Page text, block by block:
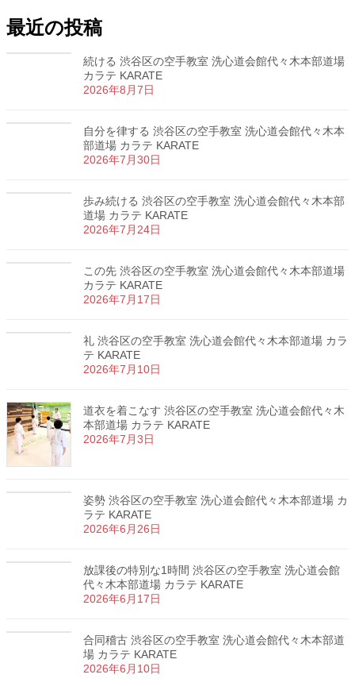
最近の投稿
続ける 渋谷区の空手教室 洗心道会館代々木本部道場
カラテ KARATE
2026年8月7日
自分を律する 渋谷区の空手教室 洗心道会館代々木本
部道場 カラテ KARATE
2026年7月30日
歩み続ける 渋谷区の空手教室 洗心道会館代々木本部
道場 カラテ KARATE
2026年7月24日
この先 渋谷区の空手教室 洗心道会館代々木本部道場
カラテ KARATE
2026年7月17日
礼 渋谷区の空手教室 洗心道会館代々木本部道場 カラ
テ KARATE
2026年7月10日
道衣を着こなす 渋谷区の空手教室 洗心道会館代々木
本部道場 カラテ KARATE
2026年7月3日
姿勢 渋谷区の空手教室 洗心道会館代々木本部道場 カ
ラテ KARATE
2026年6月26日
放課後の特別な1時間 渋谷区の空手教室 洗心道会館
代々木本部道場 カラテ KARATE
2026年6月17日
合同稽古 渋谷区の空手教室 洗心道会館代々木本部道
場 カラテ KARATE
2026年6月10日